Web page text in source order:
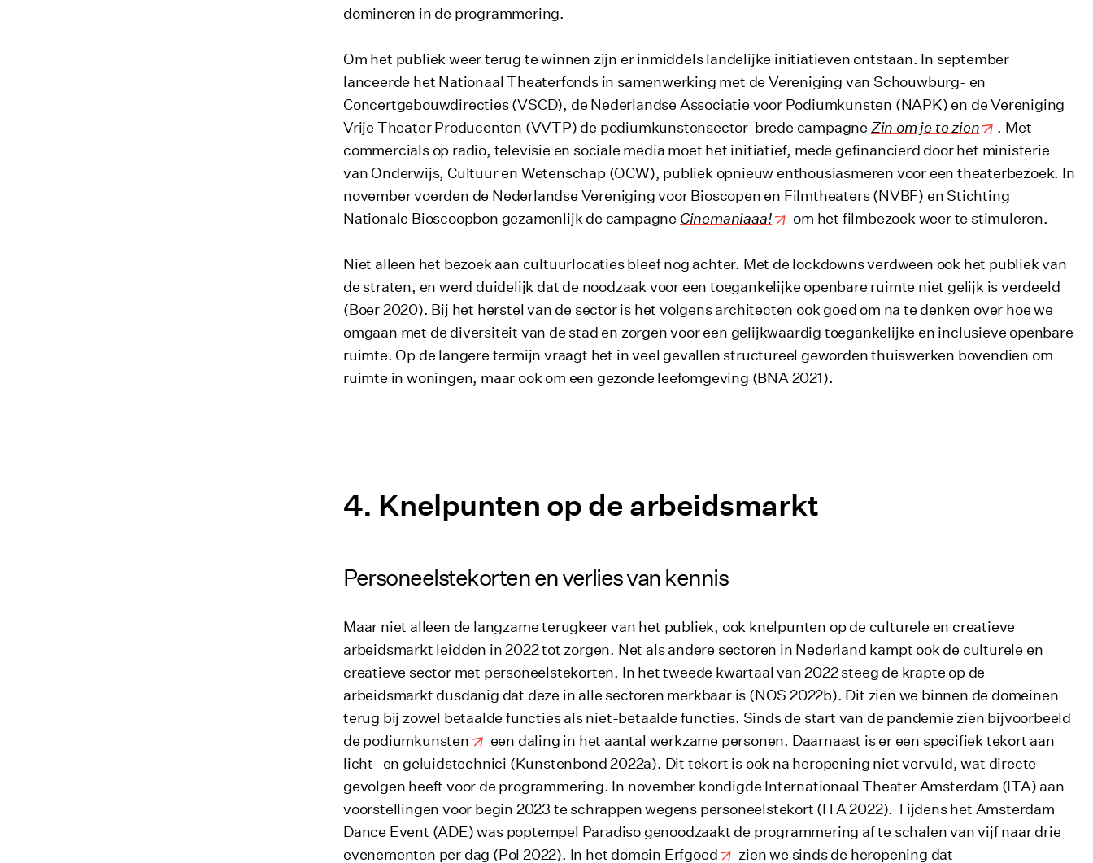
domineren in de programmering.
Om het publiek weer terug te winnen zijn er inmiddels landelijke initiatieven ontstaan. In september
lanceerde het Nationaal Theaterfonds in samenwerking met de Vereniging van Schouwburg- en
Concertgebouwdirecties (VSCD), de Nederlandse Associatie voor Podiumkunsten (NAPK) en de Vereniging
Vrije Theater Producenten (VVTP) de podiumkunstensector-brede campagne Zin om je te zien
. Met
commercials op radio, televisie en sociale media moet het initiatief, mede gefinancierd door het ministerie
van Onderwijs, Cultuur en Wetenschap (OCW), publiek opnieuw enthousiasmeren voor een theaterbezoek. In
november voerden de Nederlandse Vereniging voor Bioscopen en Filmtheaters (NVBF) en Stichting
Nationale Bioscoopbon gezamenlijk de campagne Cinemaniaaa! om het filmbezoek weer te stimuleren.
Niet alleen het bezoek aan cultuurlocaties bleef nog achter. Met de lockdowns verdween ook het publiek van
de straten, en werd duidelijk dat de noodzaak voor een toegankelijke openbare ruimte niet gelijk is verdeeld
(Boer 2020). Bij het herstel van de sector is het volgens architecten ook goed om na te denken over hoe we
omgaan met de diversiteit van de stad en zorgen voor een gelijkwaardig toegankelijke en inclusieve openbare
ruimte. Op de langere termijn vraagt het in veel gevallen structureel geworden thuiswerken bovendien om
ruimte in woningen, maar ook om een gezonde leefomgeving (BNA 2021).
Knelpunten op de arbeidsmarkt
Personeelstekorten en verlies van kennis
Maar niet alleen de langzame terugkeer van het publiek, ook knelpunten op de culturele en creatieve
arbeidsmarkt leidden in 2022 tot zorgen. Net als andere sectoren in Nederland kampt ook de culturele en
creatieve sector met personeelstekorten. In het tweede kwartaal van 2022 steeg de krapte op de
arbeidsmarkt dusdanig dat deze in alle sectoren merkbaar is (NOS 2022b). Dit zien we binnen de domeinen
terug bij zowel betaalde functies als niet-betaalde functies. Sinds de start van de pandemie zien bijvoorbeeld
de podiumkunsten
een daling in het aantal werkzame personen. Daarnaast is er een specifiek tekort aan
licht- en geluidstechnici (Kunstenbond 2022a). Dit tekort is ook na heropening niet vervuld, wat directe
gevolgen heeft voor de programmering. In november kondigde Internationaal Theater Amsterdam (ITA) aan
voorstellingen voor begin 2023 te schrappen wegens personeelstekort (ITA 2022). Tijdens het Amsterdam
Dance Event (ADE) was poptempel Paradiso genoodzaakt de programmering af te schalen van vijf naar drie
evenementen per dag (Pol 2022). In het domein Erfgoed zien we sinds de heropening dat